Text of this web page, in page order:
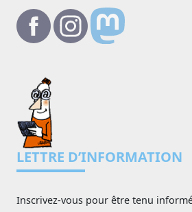
LETTRE D’INFORMATION
Inscrivez-vous pour être tenu